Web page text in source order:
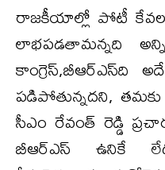
రాజకీయాల్లో పోటీ
లాభపడతామన్నది
కాంగ్రెస్,బీఆర్ఎస్‌ది
పడిపోతున్నదని,
సీఎం రేవంత్ రెడ్డి
బీఆర్ఎస్ ఉనికే